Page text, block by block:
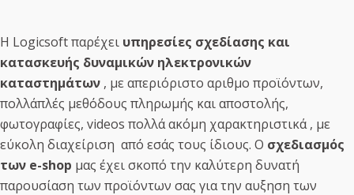
H Logicsoft παρέχει υπηρεσίες σχεδίασης και
κατασκευής δυναμικών ηλεκτρονικών
καταστημάτων , με απεριόριστο αριθμο προϊόντων,
πολλάπλές μεθόδους πληρωμής και αποστολής,
φωτογραφίες, videos πολλά ακόμη χαρακτηριστικά , με
εύκολη διαχείριση από εσάς τους ίδιους. Ο σχεδιασμός
των e-shop μας έχει σκοπό την καλύτερη δυνατή
παρουσίαση των προϊόντων σας για την αυξηση των